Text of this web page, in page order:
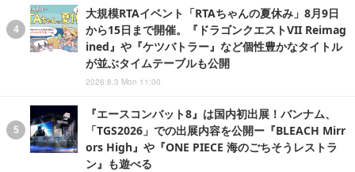
大規模RTAイベント「RTAちゃんの夏休み」8月9日
から15日まで開催。『ドラゴンクエストVII Reimag
ined』や『ケツバトラー』など個性豊かなタイトル
が並ぶタイムテーブルも公開
2026.8.3 Mon 11:00
『エースコンバット8』は国内初出展！バンナム、
「TGS2026」での出展内容を公開ー『BLEACH Mirr
ors High』や『ONE PIECE 海のごちそうレストラ
ン』も遊べる